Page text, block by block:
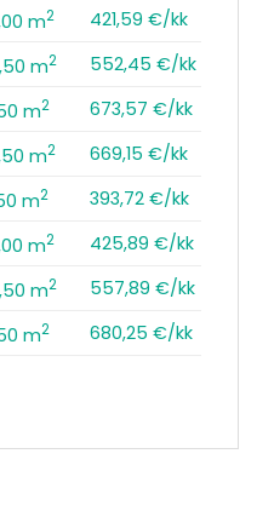
m2
421,59 €/kk
m2
552,45 €/kk
m2
673,57 €/kk
m2
669,15 €/kk
m2
393,72 €/kk
m2
425,89 €/kk
m2
557,89 €/kk
m2 680,25 €/kk